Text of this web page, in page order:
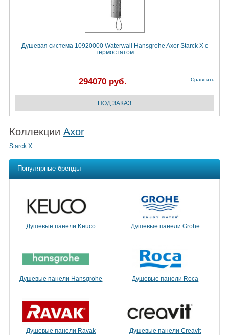
Душевая система 10920000 Waterwall Hansgrohe Axor Starck X с
термостатом
294070 руб. Сравнить
Коллекции Axor
Starck X
Популярные бренды
Душевые панели Keuco Душевые панели Grohe
Душевые панели Hansgrohe Душевые панели Roca
Душевые панели Ravak Душевые панели Creavit